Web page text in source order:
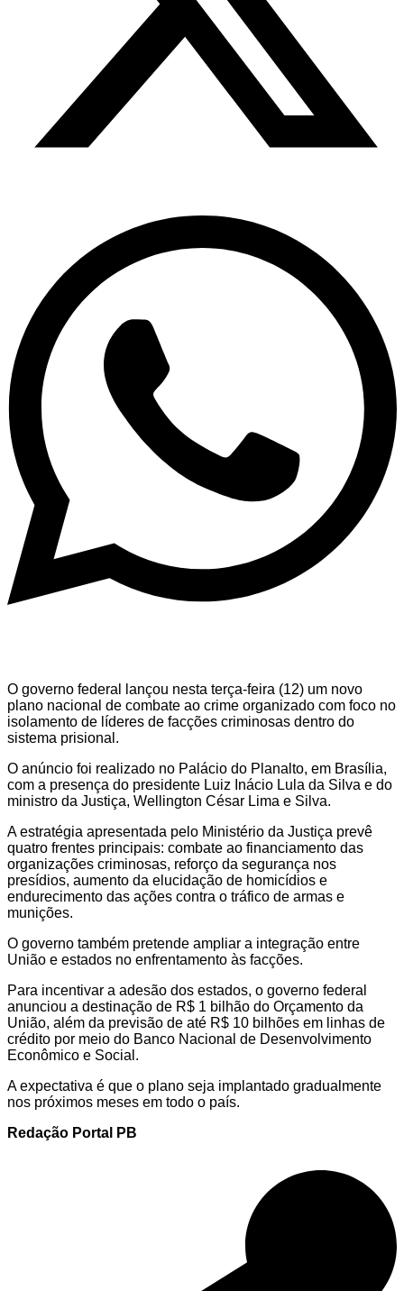
O governo federal lançou nesta terça-feira (12) um novo
plano nacional de combate ao crime organizado com foco no
isolamento de líderes de facções criminosas dentro do
sistema prisional.
O anúncio foi realizado no Palácio do Planalto, em Brasília,
com a presença do presidente Luiz Inácio Lula da Silva e do
ministro da Justiça, Wellington César Lima e Silva.
A estratégia apresentada pelo Ministério da Justiça prevê
quatro frentes principais: combate ao financiamento das
organizações criminosas, reforço da segurança nos
presídios, aumento da elucidação de homicídios e
endurecimento das ações contra o tráfico de armas e
munições.
O governo também pretende ampliar a integração entre
União e estados no enfrentamento às facções.
Para incentivar a adesão dos estados, o governo federal
anunciou a destinação de R$ 1 bilhão do Orçamento da
União, além da previsão de até R$ 10 bilhões em linhas de
crédito por meio do Banco Nacional de Desenvolvimento
Econômico e Social .
A expectativa é que o plano seja implantado gradualmente
nos próximos meses em todo o país.
Redação Portal PB